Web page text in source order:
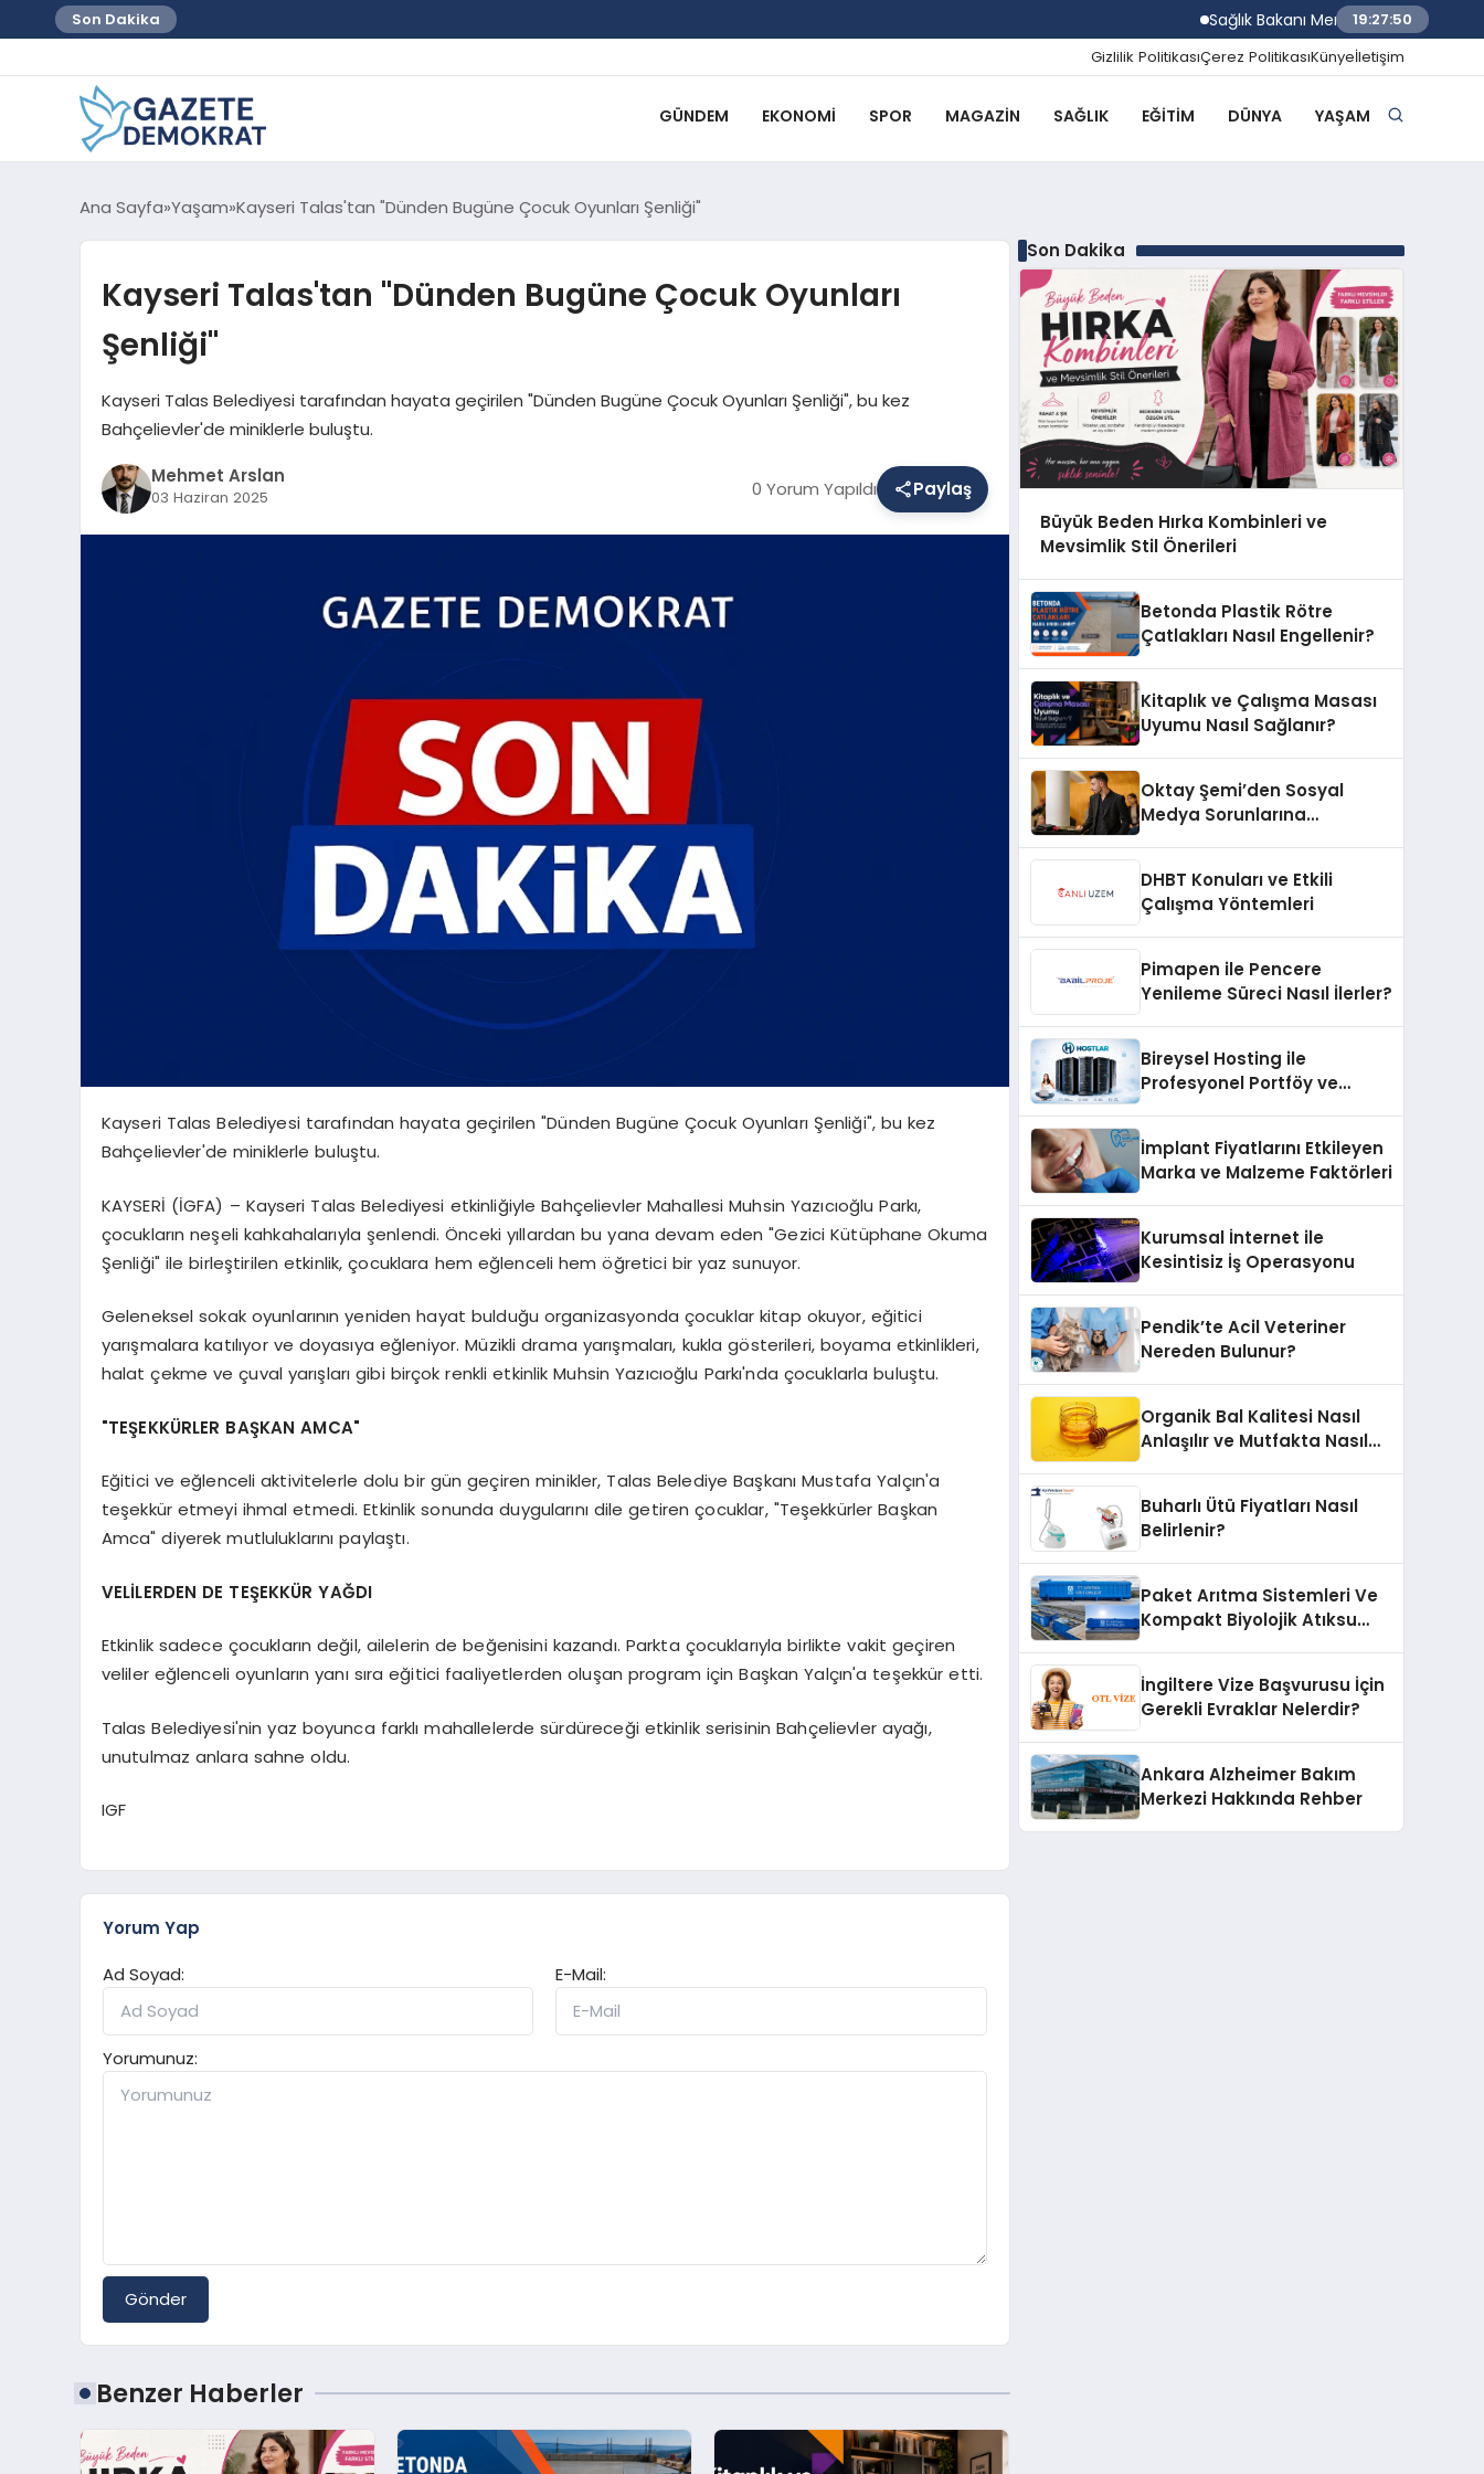
Son Dakika Sağlık Bakanı Memişoğlu Trabzon Şehir
19:27:51
Gizlilik PolitikasıÇerez PolitikasıKünyeİletişim
GÜNDEM EKONOMI SPOR MAGAZIN SAĞLIK EĞITIM DÜNYA YAŞAM
Ana Sayfa Yaşam Kayseri Talas'tan "Dünden Bugüne Çocuk Oyunları Şenliği"
Kayseri Talas'tan "Dünden Bugüne Çocuk Oyunları
Şenliği"
Kayseri Talas Belediyesi tarafından hayata geçirilen "Dünden Bugüne Çocuk Oyunları Şenliği", bu kez
Bahçelievler'de miniklerle buluştu.
Mehmet Arslan
03 Haziran 2025 0 Yorum Yapıldı Paylaş
Kayseri Talas Belediyesi tarafından hayata geçirilen "Dünden Bugüne Çocuk Oyunları Şenliği", bu kez
Bahçelievler'de miniklerle buluştu.
KAYSERİ (İGFA) – Kayseri Talas Belediyesi etkinliğiyle Bahçelievler Mahallesi Muhsin Yazıcıoğlu Parkı,
çocukların neşeli kahkahalarıyla şenlendi. Önceki yıllardan bu yana devam eden "Gezici Kütüphane Okuma
Şenliği" ile birleştirilen etkinlik, çocuklara hem eğlenceli hem öğretici bir yaz sunuyor.
Geleneksel sokak oyunlarının yeniden hayat bulduğu organizasyonda çocuklar kitap okuyor, eğitici
yarışmalara katılıyor ve doyasıya eğleniyor. Müzikli drama yarışmaları, kukla gösterileri, boyama etkinlikleri,
halat çekme ve çuval yarışları gibi birçok renkli etkinlik Muhsin Yazıcıoğlu Parkı'nda çocuklarla buluştu.
"TEŞEKKÜRLER BAŞKAN AMCA"
Eğitici ve eğlenceli aktivitelerle dolu bir gün geçiren minikler, Talas Belediye Başkanı Mustafa Yalçın'a
teşekkür etmeyi ihmal etmedi. Etkinlik sonunda duygularını dile getiren çocuklar, "Teşekkürler Başkan
Amca" diyerek mutluluklarını paylaştı.
VELİLERDEN DE TEŞEKKÜR YAĞDI
Etkinlik sadece çocukların değil, ailelerin de beğenisini kazandı. Parkta çocuklarıyla birlikte vakit geçiren
veliler eğlenceli oyunların yanı sıra eğitici faaliyetlerden oluşan program için Başkan Yalçın'a teşekkür etti.
Talas Belediyesi'nin yaz boyunca farklı mahallelerde sürdüreceği etkinlik serisinin Bahçelievler ayağı,
unutulmaz anlara sahne oldu.
IGF
Yorum Yap
Ad Soyad:
E-Mail:
Yorumunuz:
Gönder
Benzer Haberler
Son Dakika
Büyük Beden Hırka Kombinleri ve
Mevsimlik Stil Önerileri
Betonda Plastik Rötre
Çatlakları Nasıl Engellenir?
Kitaplık ve Çalışma Masası
Uyumu Nasıl Sağlanır?
Oktay Şemi’den Sosyal
Medya Sorunlarına
DHBT Konuları ve Etkili
Çalışma Yöntemleri
Pimapen ile Pencere
Yenileme Süreci Nasıl İlerler?
Bireysel Hosting ile
Profesyonel Portföy ve
İmplant Fiyatlarını Etkileyen
Marka ve Malzeme Faktörleri
Kurumsal İnternet ile
Kesintisiz İş Operasyonu
Pendik’te Acil Veteriner
Nereden Bulunur?
Organik Bal Kalitesi Nasıl
Anlaşılır ve Mutfakta Nasıl
Buharlı Ütü Fiyatları Nasıl
Belirlenir?
Paket Arıtma Sistemleri Ve
Kompakt Biyolojik Atıksu
İngiltere Vize Başvurusu İçin
Gerekli Evraklar Nelerdir?
Ankara Alzheimer Bakım
Merkezi Hakkında Rehber